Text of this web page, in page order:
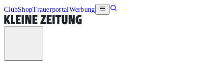
ClubShopTrauerportalWerbung